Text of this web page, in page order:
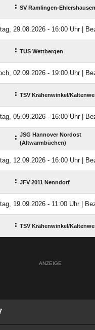
: SV Ramlingen-Ehlershausen
29.08.2026 - 16:00 Uhr |
: TUS Wettbergen
02.09.2026 - 19:00 Uhr |
: TSV Krähenwinkel/​
05.09.2026 - 16:00 Uhr |
: JSG Hannover Nordost
(Altwarmbüchen)
12.09.2026 - 16:00 Uhr |
: JFV 2011 Nenndorf
19.09.2026 - 11:00 Uhr |
: TSV Krähenwinkel/​
ANZEIGE